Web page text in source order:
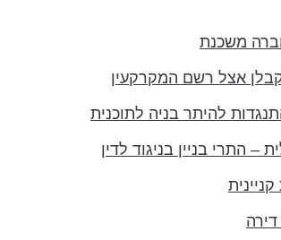
משכנת
אצל רשם המקרקעין
להיתר בניה לתוכנית
בניין בניגוד לדין